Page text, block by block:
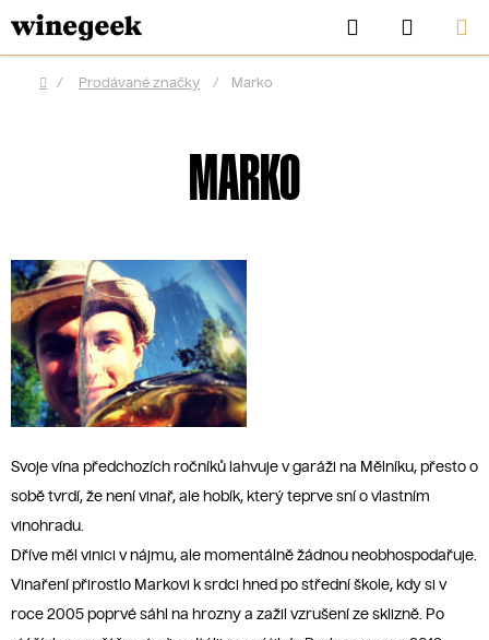
Přejít
na
obsah
Hledat
KOŠÍK
Domů
/ Prodávané značky / Marko
MARKO
Svoje vína předchozích ročníků lahvuje v garáži na Mělníku, přesto o
sobě tvrdí, že není vinař, ale hobík, který teprve sní o vlastním
vinohradu.
Dříve měl vinici v nájmu, ale momentálně žádnou neobhospodařuje.
Vinaření přirostlo Markovi k srdci hned po střední škole, kdy si v
roce 2005 poprvé sáhl na hrozny a zažil vzrušení ze sklizně. Po